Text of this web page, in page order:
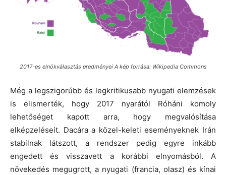
2017-es elnökválasztás eredményei A kép forrása: Wikipedia Commons
Még a legszigorúbb és legkritikusabb nyugati elemzések
is elismerték, hogy 2017 nyarától Róháni komoly
lehetőséget kapott arra, hogy megvalósítása
elképzeléseit. Dacára a közel-keleti eseményeknek Irán
stabilnak látszott, a rendszer pedig egyre inkább
engedett és visszavett a korábbi elnyomásból. A
növekedés megugrott, a nyugati (francia, olasz) és kínai